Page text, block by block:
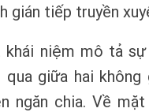
gián tiếp truyền
khái niệm mô tả
qua giữa hai không
ngăn chia. Về